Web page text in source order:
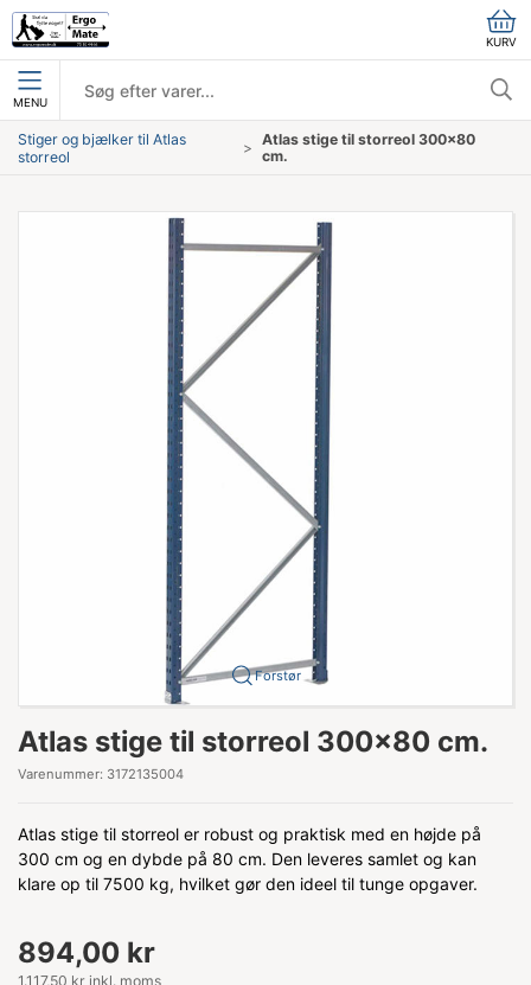
KURV
MENU
Stiger og bjælker til Atlas
storreol
Atlas stige til storreol 300x80
cm.
Forstør
Atlas stige til storreol 300x80 cm.
Varenummer: 3172135004
Atlas stige til storreol er robust og praktisk med en højde på
300 cm og en dybde på 80 cm. Den leveres samlet og kan
klare op til 7500 kg, hvilket gør den ideel til tunge opgaver.
894,00 kr
1.117,50 kr inkl. moms